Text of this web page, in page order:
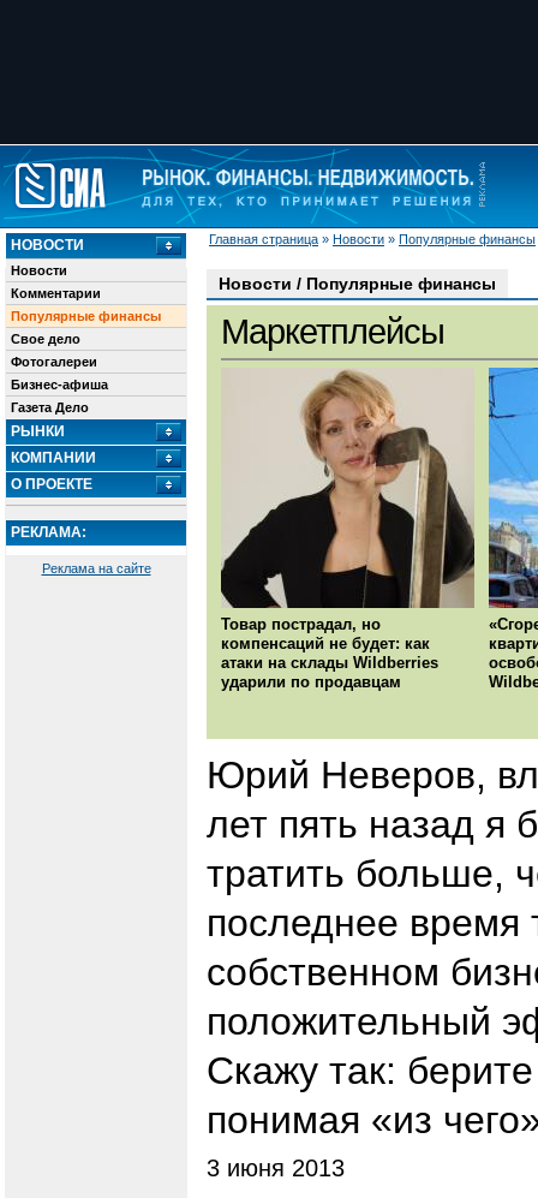
Главная страница » Новости » Популярные финансы
НОВОСТИ
Новости
Комментарии
Популярные финансы
Свое дело
Фотогалереи
Бизнес-афиша
Газета Дело
РЫНКИ
КОМПАНИИ
О ПРОЕКТЕ
РЕКЛАМА:
Реклама на сайте
Новости / Популярные финансы
Маркетплейсы
Товар пострадал, но
компенсаций не будет: как
атаки на склады Wildberries
ударили по продавцам
Юрий Неверов,
лет пять назад я
тратить больше,
последнее время
собственном
положительный
Скажу так:
понимая «из
3 июня 2013